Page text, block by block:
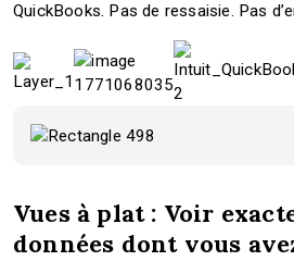
QuickBooks. Pas de ressaisie. Pas
Vues à plat : Voir
données dont vous